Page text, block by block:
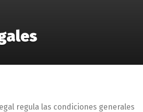
regula las condiciones generales